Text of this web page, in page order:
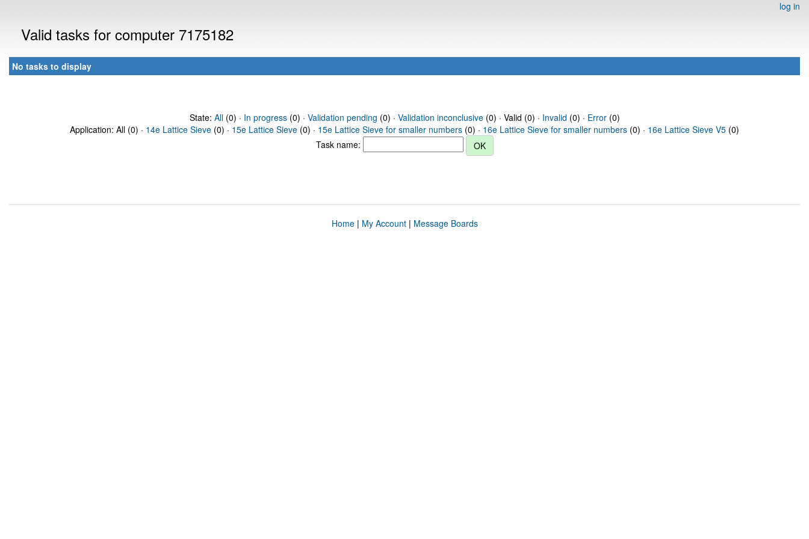
log in
Valid tasks for computer 7175182
No tasks to display
State: All(0) · In progress(0) · Validation pending (0) · Validation inconclusive(0) · Valid (0) · Invalid (0) · Error(0)
Application: All (0) · 14e Lattice Sieve (0) · 15e Lattice Sieve (0) · 15e Lattice Sieve for smaller numbers (0) · 16e Lattice Sieve for smaller numbers (0) · 16e Lattice Sieve V5 (0)
Task name:
Home| My Account| Message Boards